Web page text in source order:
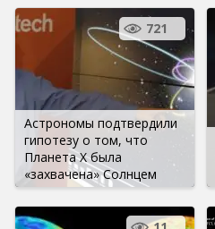
Астрономы подтвердили
гипотезу о том, что
Планета Х была
«захвачена» Солнцем
721